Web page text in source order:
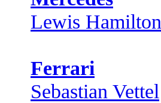
Lewis Hamilton
Ferrari
Sebastian Vettel